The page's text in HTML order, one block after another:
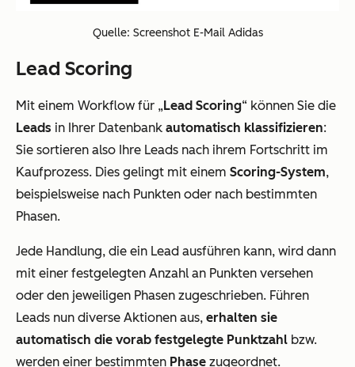
Quelle: Screenshot E-Mail Adidas
Lead Scoring
Mit einem Workflow für „Lead Scoring“ können Sie die
Leads in Ihrer Datenbank automatisch klassifizieren:
Sie sortieren also Ihre Leads nach ihrem Fortschritt im
Kaufprozess. Dies gelingt mit einem Scoring-System,
beispielsweise nach Punkten oder nach bestimmten
Phasen.
Jede Handlung, die ein Lead ausführen kann, wird dann
mit einer festgelegten Anzahl an Punkten versehen
oder den jeweiligen Phasen zugeschrieben. Führen
Leads nun diverse Aktionen aus, erhalten sie
automatisch die vorab festgelegte Punktzahl bzw.
werden einer bestimmten Phase zugeordnet.